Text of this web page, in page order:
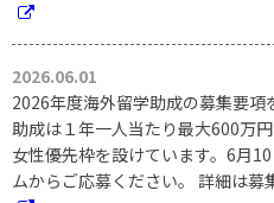
2026.06.01
2026年度海外留学助成の募集要項
助成は１年一人当たり最大600万
女性優先枠を設けています。6月
ムからご応募ください。 詳細は募